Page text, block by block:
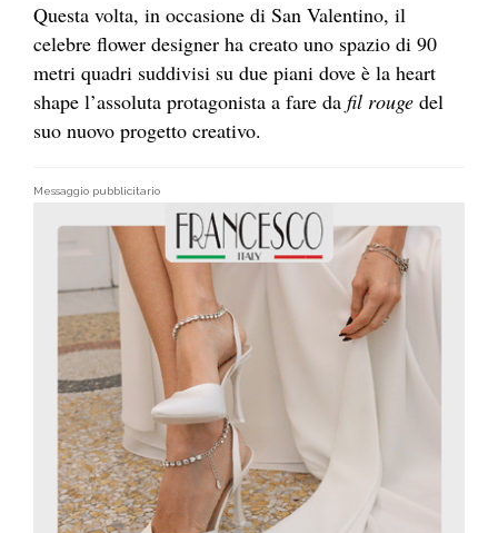
Questa volta, in occasione di San Valentino, il
celebre flower designer ha creato uno spazio di 90
metri quadri suddivisi su due piani dove è la heart
shape l’assoluta protagonista a fare da fil rouge del
suo nuovo progetto creativo.
Messaggio pubblicitario